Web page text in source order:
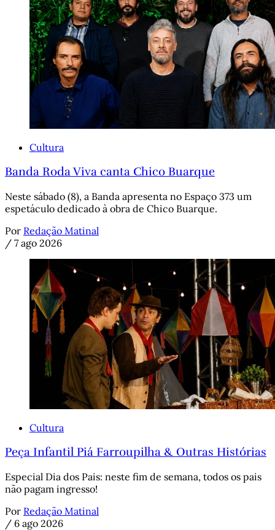
Cultura
Banda Roda Viva canta Chico Buarque
Neste sábado (8), a Banda apresenta no Espaço 373 um
espetáculo dedicado à obra de Chico Buarque.
Por Redação Matinal
/ 7 ago 2026
Cultura
Peça Infantil Piá Farroupilha & Outras Histórias
Especial Dia dos Pais: neste fim de semana, todos os pais
não pagam ingresso!
Por Redação Matinal
/ 6 ago 2026